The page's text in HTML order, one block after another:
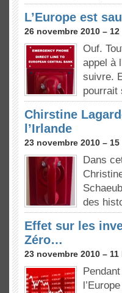
L’Europe est
26 novembre 2010 –
Ouf.
appel à
suivre.
Chirstine
l’Irlande
23 novembre 2010 –
Dans
des
Effet sur les
Zéro…
23 novembre 2010 – 11